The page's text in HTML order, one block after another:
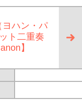
ハン・パ
ト二重奏
】